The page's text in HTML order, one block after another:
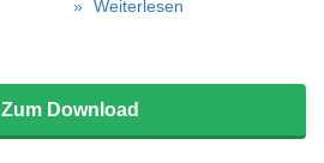
Weiterlesen
Zum Download